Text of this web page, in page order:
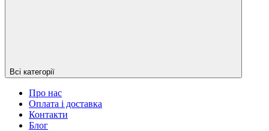
Всі категорії
Про нас
Оплата і доставка
Контакти
Блог